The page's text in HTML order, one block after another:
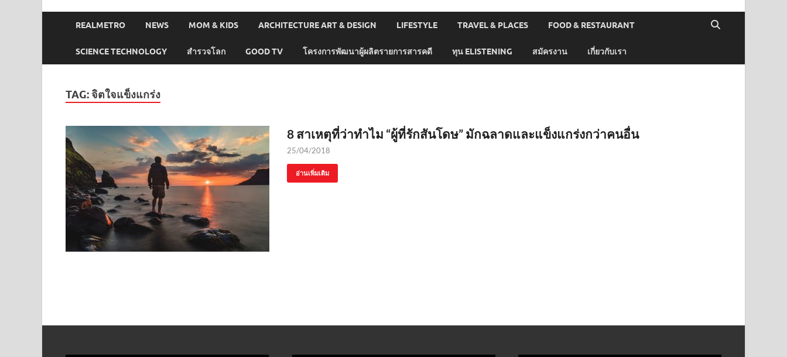
REALMETRO NEWS MOM & KIDS ARCHITECTURE ART & DESIGN LIFESTYLE TRAVEL & PLACES FOOD & RESTAURANT
SCIENCE TECHNOLOGY สำรวจโลก GOOD TV โครงการพัฒนาผู้ผลิตรายการสารคดี ทุน ELISTENING สมัครงาน เกี่ยวกับเรา
TAG: จิตใจแข็งแกร่ง
8 สาเหตุที่ว่าทำไม “ผู้ที่รักสันโดษ” มักฉลาดและแข็งแกร่งกว่าคนอื่น
25/04/2018
อ่านเพิ่มเติม